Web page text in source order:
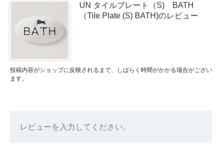
UN タイルプレート（S) BATH
（Tile Plate (S) BATH)のレビュー
投稿内容がショップに反映されるまで、しばらく時間がかかる場合がござい
ます。
レビューを入力してください。